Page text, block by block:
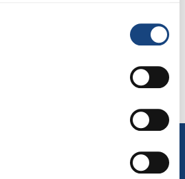
ylemmän tason kilpailu.
jotka ottelevat kolmena eri
Tiukat koronarajoitukset jatkuvat